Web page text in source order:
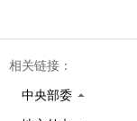
相关链接：
中央部委